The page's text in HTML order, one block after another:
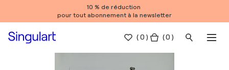
10 % de réduction
pour tout abonnement à la newsletter
(0 ) ( 0 )